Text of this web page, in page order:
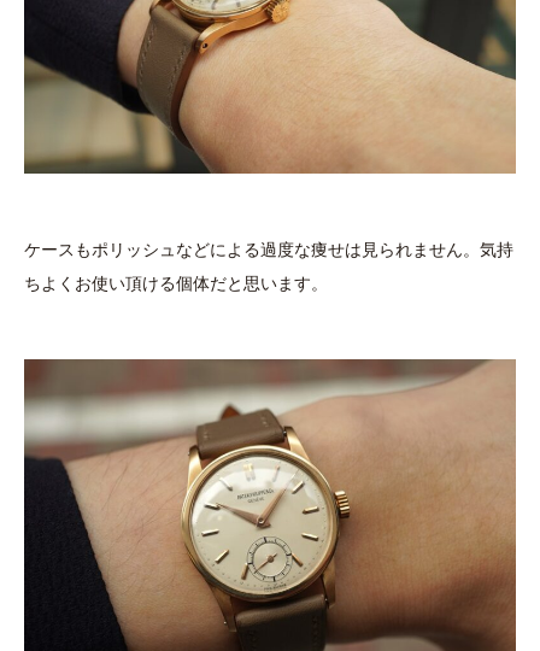
ケースもポリッシュなどによる過度な痩せは見られません。気持
ちよくお使い頂ける個体だと思います。